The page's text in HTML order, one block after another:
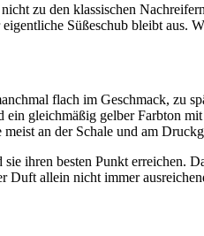
zu den klassischen
Süßeschub bleibt aus.
flach im Geschmack, zu
gleichmäßig gelber Farbton
an der Schale und am
ihren besten Punkt erreichen.
allein nicht immer